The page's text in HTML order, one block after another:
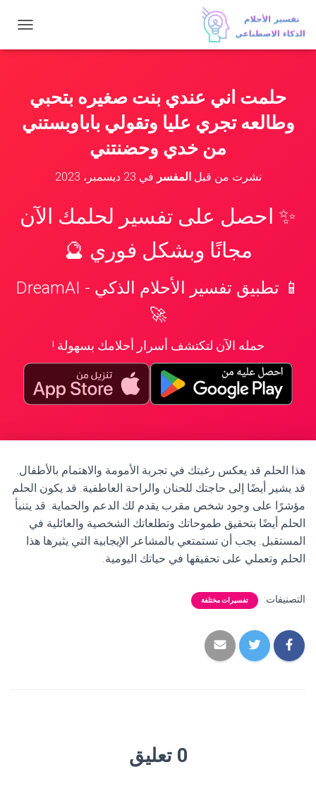
ب
ت
حلمت اني عندي بنت صغيره بتحبي
وطالعه تجري عليا وتقولي باباوبستني
من خدي وحضنتني
نشرت من قبلالمفسر في 23 ديسمبر، 2023
✨ احصل على تفسير لحلمك الآن
مجانًا وبشكل فوري 🔮
📱 تطبيق تفسير الأحلام الذكي - DreamAI
🚀
حمله الآن لتكتشف أسرار أحلامك بسهولة !
هذا الحلم قد يعكس رغبتك في تجربة الأمومة والاهتمام بالأطفال.
قد يشير أيضًا إلى حاجتك للحنان والراحة العاطفية. قد يكون الحلم
مؤشرًا على وجود شخص مقرب يقدم لك الدعم والحماية. قد يتنبأ
الحلم أيضًا بتحقيق طموحاتك وتطلعاتك الشخصية والعائلية في
المستقبل. يجب أن تستمتعي بالمشاعر الإيجابية التي يثيرها هذا
الحلم وتعملي على تحقيقها في حياتك اليومية.
التصنيفات: تفسيرات مختلفة
0 تعليق